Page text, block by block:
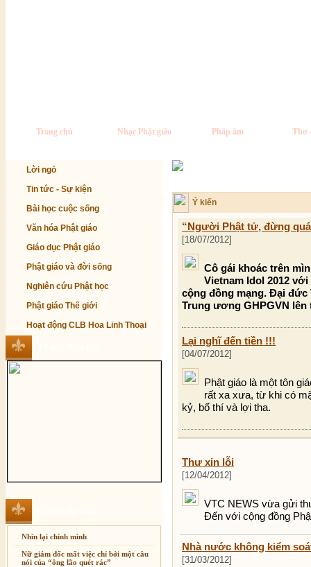
Trang chủ Nhạc Phật giáo Pháp âm Thơ
Lời ngỏ
Tin tức - Sự kiện
Bài học cuộc sống
Văn hóa Phật giáo
Giáo dục Phật giáo
Phật giáo và đời sống
Nghiên cứu Phật học
Phật giáo Thế giới
Hoạt động CLB Hoa Linh Thoại
Nhìn lại chính mình
Nữ giám đốc mất việc chỉ bởi một câu
nói của “ông lão quét rác”
Ý kiến
“Người Phật tử, đừng
[18/07/2012]
Cô gái khoác trên
Vietnam Idol 2012
cộng đồng mạng. Đại đức
Trung ương GHPGVN lên
Lại nghĩ đến tiền !!!
[04/07/2012]
Phật giáo là một tôn
rất xa xưa, từ khi có
kỷ, bố thí và lợi tha.
Thư xin lỗi
[12/04/2012]
VTC NEWS vừa gửi
Đến với cộng đồng
Nhà nước không kiểm
[31/03/2012]